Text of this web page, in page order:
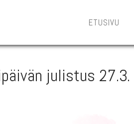
ETUSIVU
julistus 27.3.